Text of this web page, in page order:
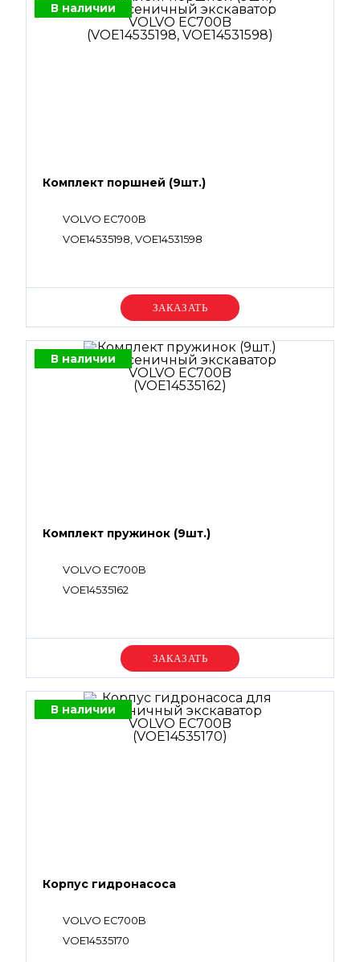
В наличии
Комплект поршней (9шт.)
VOLVO EC700B
VOE14535198, VOE14531598
Уточняйте цену
В наличии
Комплект пружинок (9шт.)
VOLVO EC700B
VOE14535162
Уточняйте цену
В наличии
Корпус гидронасоса
VOLVO EC700B
VOE14535170